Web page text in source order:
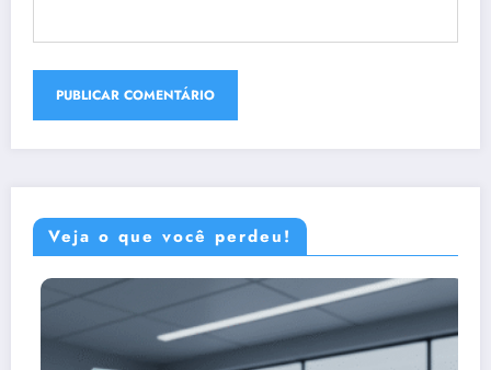
Veja o que você perdeu!